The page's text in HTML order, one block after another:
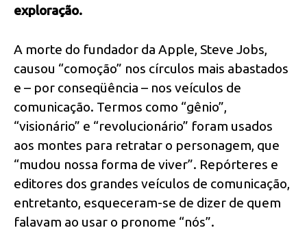
exploração.
A morte do fundador da Apple, Steve Jobs,
causou “comoção” nos círculos mais abastados
e – por conseqüência – nos veículos de
comunicação. Termos como “gênio”,
“visionário” e “revolucionário” foram usados
aos montes para retratar o personagem, que
“mudou nossa forma de viver”. Repórteres e
editores dos grandes veículos de comunicação,
entretanto, esqueceram-se de dizer de quem
falavam ao usar o pronome “nós”.